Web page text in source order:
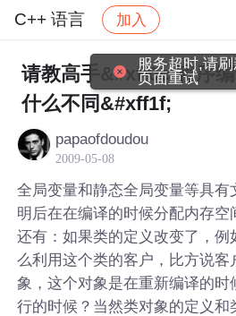
C++ 语言 加入
社区 C++ 语言 帖子详情
请教高手&#xff0c;程序
什么不同&#xff1f;
papaofdoudou
2009-05-08
全局变量和静态全局变量等具
明后在在编译的时候分配内存空
还有：如果类的定义改变了，例
么利用这个类的客户，比方说
象，这个对象是在重新编译的时
行的时候？当然类对象的定义
服务超时,请
页面重试